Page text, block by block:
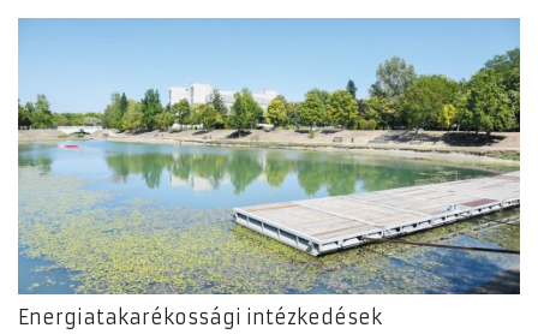
Energiatakarékossági intézkedések